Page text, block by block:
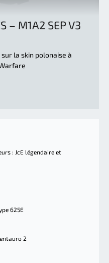
– M1A2 SEP V3
la skin polonaise à
: JcE légendaire et
625E
2